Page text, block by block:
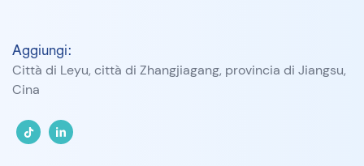
Aggiungi:
Città di Leyu, città di Zhangjiagang, provincia di Jiangsu,
Cina